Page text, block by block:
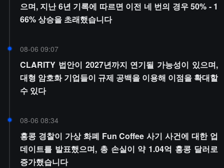
으며, 지난 6년 기록에 따르면 이전 네 번의 경우 50% - 1
66% 상승을 초래했습니다
08-06 09:07
CLARITY 법안이 2027년까지 연기될 가능성이 있으며,
대형 암호화 기업들이 규제 공백을 이용해 이점을 확대할
수 있다
08-06 08:34
홍콩 경찰이 가상 화폐 Fun Coffee 사기 사건에 대한 업
데이트를 발표했으며, 총 손실이 약 1.04억 홍콩 달러로
증가했습니다